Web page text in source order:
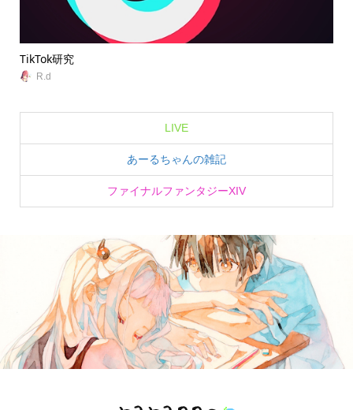
TikTok研究
R.d
LIVE
あーるちゃんの雑記
ファイナルファンタジーXIV